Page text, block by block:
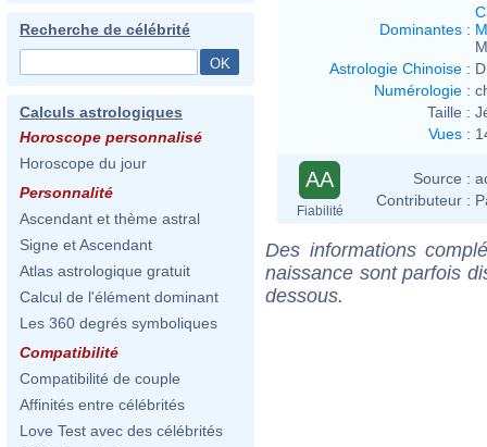
Recherche de célébrité
Calculs astrologiques
Horoscope personnalisé
Horoscope du jour
Personnalité
Ascendant et thème astral
Signe et Ascendant
Atlas astrologique gratuit
Calcul de l'élément dominant
Les 360 degrés symboliques
Compatibilité
Compatibilité de couple
Affinités entre célébrités
Love Test avec des célébrités
Dominantes :
Astrologie Chinoise :
Numérologie :
Taille :
Vues :
AA
Fiabilité
Source :
Contributeur :
Des informations
naissance sont parfois
dessous.